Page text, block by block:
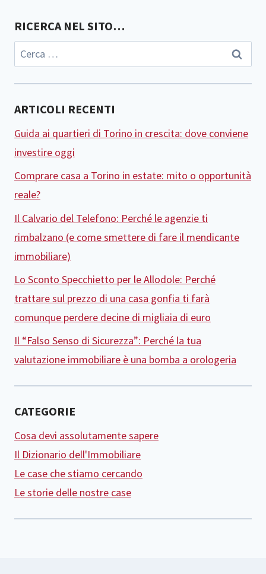
RICERCA NEL SITO…
Ricerca
per:
ARTICOLI RECENTI
Guida ai quartieri di Torino in crescita: dove conviene
investire oggi
Comprare casa a Torino in estate: mito o opportunità
reale?
Il Calvario del Telefono: Perché le agenzie ti
rimbalzano (e come smettere di fare il mendicante
immobiliare)
Lo Sconto Specchietto per le Allodole: Perché
trattare sul prezzo di una casa gonfia ti farà
comunque perdere decine di migliaia di euro
Il “Falso Senso di Sicurezza”: Perché la tua
valutazione immobiliare è una bomba a orologeria
CATEGORIE
Cosa devi assolutamente sapere
Il Dizionario dell'Immobiliare
Le case che stiamo cercando
Le storie delle nostre case